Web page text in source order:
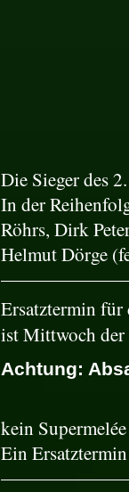
Die Sieger des
In der
Röhrs, Dirk
Helmut Dörge
Ersatztermin für
ist Mittwoch der
Achtung:
kein
Ein